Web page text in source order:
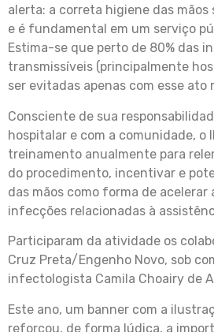
alerta: a correta higiene das mãos
e é fundamental em um serviço
Estima-se que perto de 80% das
transmissíveis (principalmente
ser evitadas apenas com esse ato
Consciente de sua
hospitalar e com a comunidade, o
treinamento anualmente para
do procedimento, incentivar e
das mãos como forma de acelerar
infecções relacionadas à
Participaram da atividade os
Cruz Preta/Engenho Novo, sob
infectologista Camila Choairy de
Este ano, um banner com a
reforçou, de forma lúdica, a